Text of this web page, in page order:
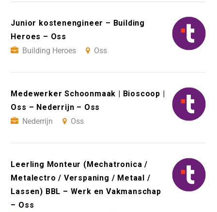
Junior kostenengineer – Building
Heroes – Oss
Building Heroes
Oss
Medewerker Schoonmaak | Bioscoop |
Oss – Nederrijn – Oss
Nederrijn
Oss
Leerling Monteur (Mechatronica /
Metalectro / Verspaning / Metaal /
Lassen) BBL – Werk en Vakmanschap
– Oss